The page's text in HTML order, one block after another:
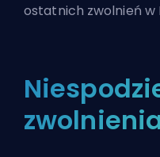
ostatnich zwolnień w